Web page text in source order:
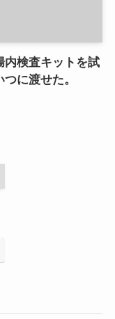
内検査キットを試
に渡せた。